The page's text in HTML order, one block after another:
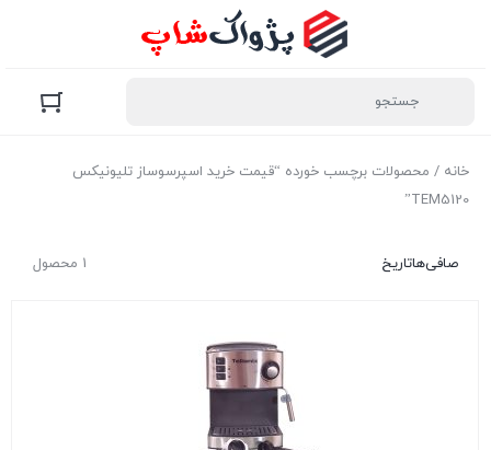
خانه / محصولات برچسب خورده “قیمت خرید اسپرسوساز تلیونیکس
TEM5120”
1 محصول صافی‌هاتاریخ